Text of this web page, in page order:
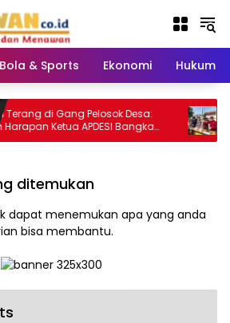
Bola & Sports Ekonomi Hukum
di Gang Pelosok Desa:
Ketua APDESI Bangka
PLN Babel
ditemukan
dapat menemukan apa yang anda
bisa membantu.